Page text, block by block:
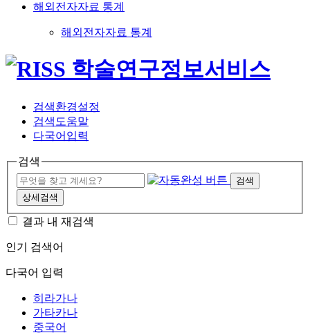
해외전자자료 통계
해외전자자료 통계
검색환경설정
검색도움말
다국어입력
검색
검색
상세검색
결과 내 재검색
인기 검색어
다국어 입력
히라가나
가타카나
중국어